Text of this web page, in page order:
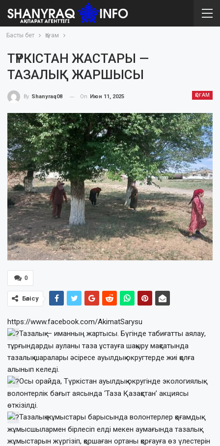
Басты бет Қоғам
ТҮРКІСТАН ЖАСТАРЫ —
ТАЗАЛЫҚ ЖАРШЫСЫ
ҚОҒАМ
By Shanyraq08 On Июн 11, 2025
0
Бөлісу
https://www.facebook.com/AkimatSarysu
Тазалық — иманның жартысы. Бүгінде табиғатты аялау,
тұрғындарды ауланы таза ұстауға шақыру мақсатында
тазалық шаралары әсіресе ауылдық округтерде жиі қолға
алынып келеді.
Осы орайда, Түркістан ауылдық округінде экологиялық
волонтерлік бағыт аясында ‘Таза Қазақстан’ акциясы
өткізілді.
Тазалық жұмыстары барысында волонтерлер қоғамдық
жұмысшылармен бірлесіп елді мекен аумағында тазалық
жұмыстарын жүргізіп, қоршаған ортаны қорғауға өз үлестерін